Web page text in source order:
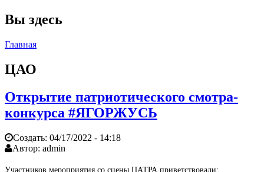
Вы здесь
Главная
ЦАО
Открытие патриотического смотра-
конкурса #ЯГОРЖУСЬ
Создать: 04/17/2022 - 14:18
Автор: admin
Участников мероприятия со сцены ЦАТРА приветствовали: